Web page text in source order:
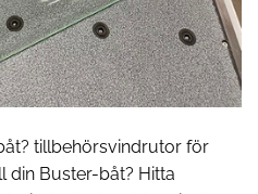
tillbehörsvindrutor för
din Buster-båt? Hitta